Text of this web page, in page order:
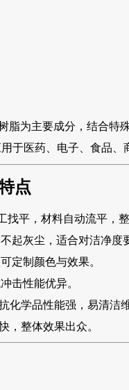
脂为主要成分，结合特
用于医药、电子、食品、
点
找平，材料自动流平，
起灰尘，适合对洁净度
定制颜色与效果。
击性能优异。
化学品性能强，易清洁维
，整体效果出众。